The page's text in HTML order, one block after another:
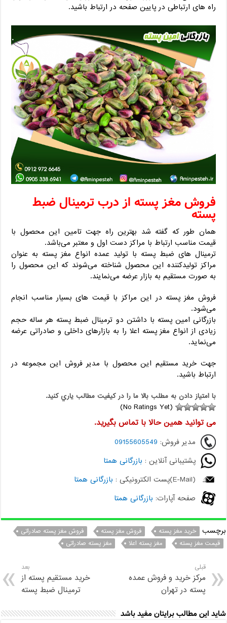
راه های ارتباطی در پایین صفحه در ارتباط باشید.
فروش مغز پسته از درب ترمینال ضبط
پسته
همان طور که گفته شد بهترین راه جهت تامین این محصول با
قیمت مناسب ارتباط با مراکز دست اول و معتبر می‌باشد.
ترمینال های ضبط پسته با تولید عمده انواع مغز پسته به عنوان
مراکز تولیدکننده این محصول شناخته می‌شوند که این محصول را
به صورت مستقیم به بازار عرضه می‌نمایند.
فروش مغز پسته در این مراکز با قیمت های بسیار مناسب انجام
می‌شود.
بازرگانی امین پسته با داشتن دو ترمینال ضبط پسته هر ساله حجم
زیادی از انواع مغز پسته اعلا را به بازارهای داخلی و صادراتی عرضه
می‌نماید.
جهت خرید مستقیم این محصول با مدیر فروش این مجموعه در
ارتباط باشید.
با امتياز دادن به مطلب بالا ما را در کيفيت مطالب ياري کنيد.
(No Ratings Yet)
می توانید همین حالا با تماس بگیرید.
مدیر فروش: 09155605549
پشتیبانی آنلاین : بازرگانی همتا
(E-Mail)پست الکترونیکی :
بازرگانی همتا
صفحه آپارات: بازرگانی همتا
برچسب خرید مغز پسته فروش مغز پسته
فروش مغز پسته صادراتی
قیمت مغز پسته
مغز پسته اعلا مغز پسته صادراتی
قبلی
مرکز خرید و فروش عمده
پسته در تهران
بعد
خرید مستقیم پسته از
ترمینال ضبط پسته
شاید این مطالب برایتان مفید باشد